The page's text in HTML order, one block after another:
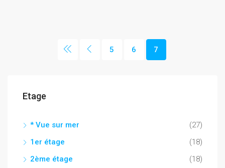
5 6 7
Etage
* Vue sur mer
(27)
1er étage
(18)
2ème étage
(18)